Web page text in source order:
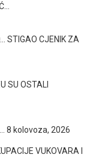
STIGAO CJENIK ZA
SU OSTALI
8 kolovoza, 2026
VUKOVARA I